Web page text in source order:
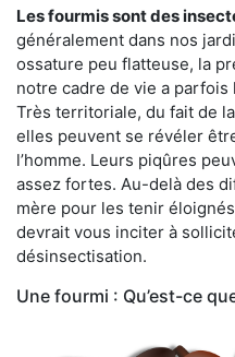
Les fourmis sont des
généralement dans nos
ossature peu flatteuse, la
notre cadre de vie a parfois
Très territoriale, du fait de
elles peuvent se révéler
l’homme. Leurs piqûres
assez fortes. Au-delà des
mère pour les tenir
devrait vous inciter à
désinsectisation.
Une fourmi : Qu’est-ce